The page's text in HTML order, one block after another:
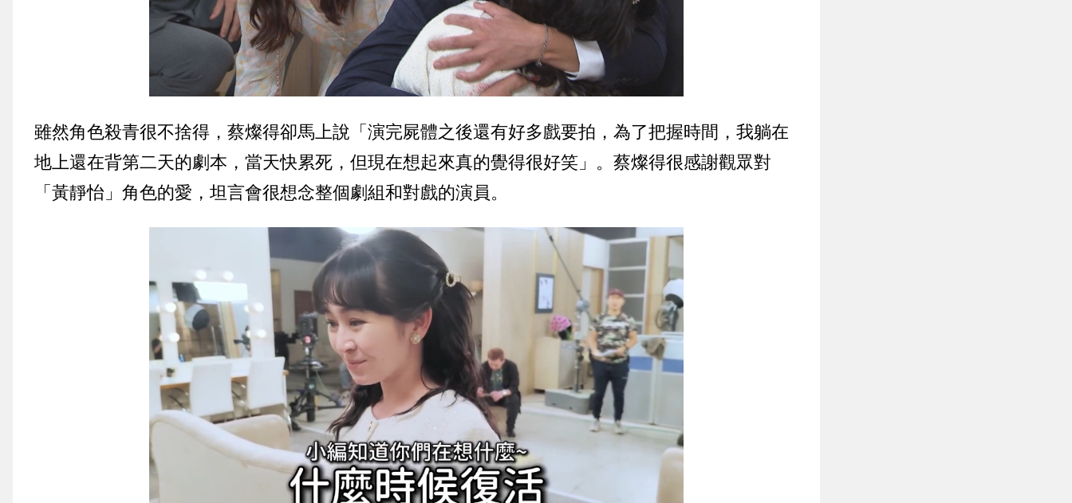
雖然角色殺青很不捨得，蔡燦得卻馬上說「演完屍體之後還有好多戲要拍，為了把握時間，我躺在
地上還在背第二天的劇本，當天快累死，但現在想起來真的覺得很好笑」。蔡燦得很感謝觀眾對
「黃靜怡」角色的愛，坦言會很想念整個劇組和對戲的演員。